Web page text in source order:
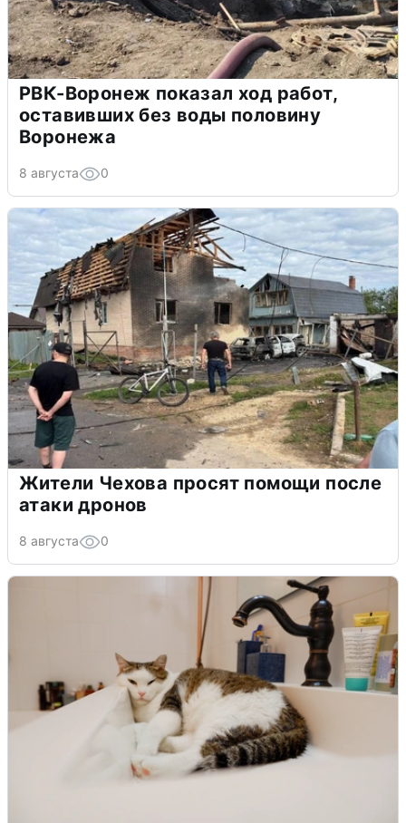
РВК-Воронеж показал ход работ,
оставивших без воды половину
Воронежа
8 августа 0
Жители Чехова просят помощи после
атаки дронов
8 августа 0